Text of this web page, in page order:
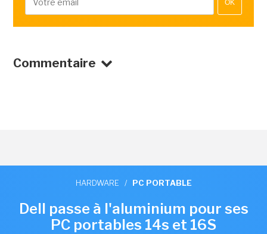
OK
Commentaire
HARDWARE / PC PORTABLE
Dell passe à l'aluminium pour ses
PC portables 14s et 16S